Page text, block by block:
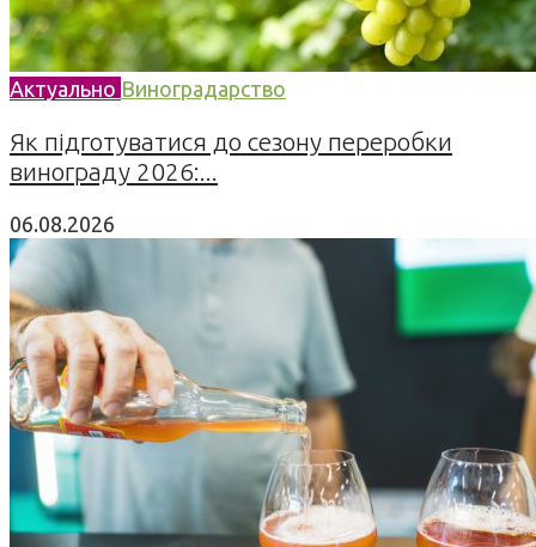
Актуально Виноградарство
Як підготуватися до сезону переробки
винограду 2026:...
06.08.2026